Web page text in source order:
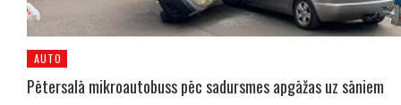
AUTO
Pētersalā mikroautobuss pēc sadursmes apgāžas uz sāniem